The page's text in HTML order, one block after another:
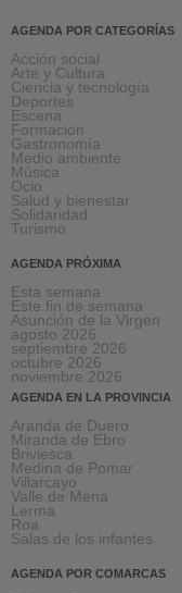
AGENDA POR CATEGORÍAS
Acción social
Arte y Cultura
Ciencia y tecnología
Deportes
Escena
Formación
Gastronomía
Medio ambiente
Música
Ocio
Salud y bienestar
Solidaridad
Turismo
AGENDA PRÓXIMA
Esta semana
Este fin de semana
Asunción de la Virgen
agosto 2026
septiembre 2026
octubre 2026
noviembre 2026
AGENDA EN LA PROVINCIA
Aranda de Duero
Miranda de Ebro
Briviesca
Medina de Pomar
Villarcayo
Valle de Mena
Lerma
Roa
Salas de los infantes
AGENDA POR COMARCAS